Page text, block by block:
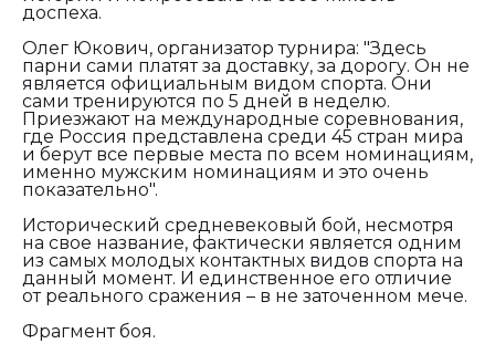
доспеха.
Олег Юкович, организатор турнира: "Здесь
парни сами платят за доставку, за дорогу. Он не
является официальным видом спорта. Они
сами тренируются по 5 дней в неделю.
Приезжают на международные соревнования,
где Россия представлена среди 45 стран мира
и берут все первые места по всем номинациям,
именно мужским номинациям и это очень
показательно".
Исторический средневековый бой, несмотря
на свое название, фактически является одним
из самых молодых контактных видов спорта на
данный момент. И единственное его отличие
от реального сражения – в не заточенном мече.
Фрагмент боя.